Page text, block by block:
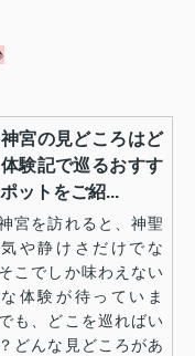
宮の見どころはど
験記で巡るおすす
ットをご紹...
宮を訪れると、神聖
や静けさだけでな
こでしか味わえない
体験が待っていま
も、どこを巡ればい
どんな見どころがあ